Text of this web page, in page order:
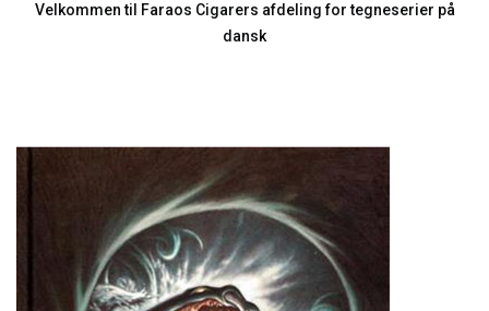
Velkommen til Faraos Cigarers afdeling for tegneserier på
dansk